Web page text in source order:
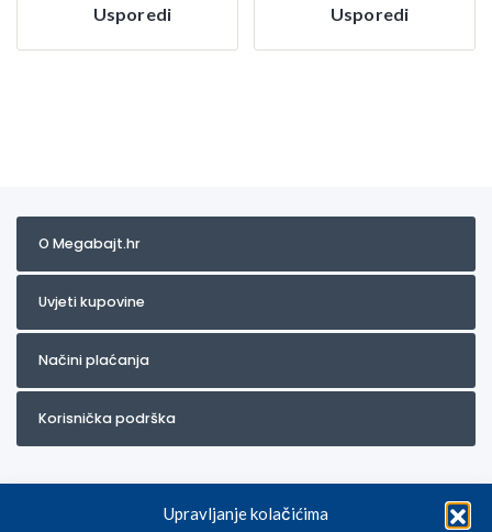
Upravljanje kolačićima
Usporedi Usporedi
O Megabajt.hr
Uvjeti kupovine
Načini plaćanja
Korisnička podrška